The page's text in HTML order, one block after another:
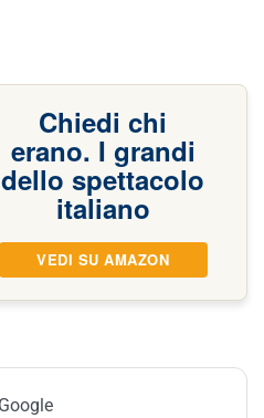
Chiedi chi
erano. I grandi
dello spettacolo
italiano
VEDI SU AMAZON